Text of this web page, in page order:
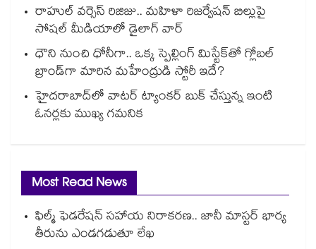
రాహుల్ వర్సెస్ రిజిజు.. మహిళా రిజర్వేషన్ బిల్లుపై
సోషల్ మీడియాలో డైలాగ్ వార్
ధౌని నుంచి ధోనీగా.. ఒక్క స్పెల్లింగ్ మిస్టేక్‌తో గ్లోబల్
బ్రాండ్‌గా మారిన మహేంద్రుడి స్టోరీ ఇదే?
హైదరాబాద్⁪లో వాటర్ ట్యాంకర్ బుక్ చేస్తున్న ఇంటి
ఓనర్లకు ముఖ్య గమనిక
Most Read News
ఫిల్మ్ ఫెడరేషన్ సహాయ నిరాకరణ.. జానీ మాస్టర్ భార్య
తీరును ఎండగడుతూ లేఖ